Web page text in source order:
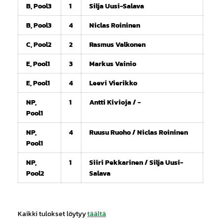
B, Pool3
1
Silja Uusi-Salava
B, Pool3
4
Niclas Roininen
C, Pool2
2
Rasmus Valkonen
E, Pool1
3
Markus Vainio
E, Pool1
4
Leevi Vierikko
NP,
Pool1
1 Antti Kivioja / -
NP,
Pool1
4 Ruusu Ruoho / Niclas Roininen
NP,
Pool2
1
Siiri Pekkarinen / Silja Uusi-
Salava
Kaikki tulokset löytyytäältä